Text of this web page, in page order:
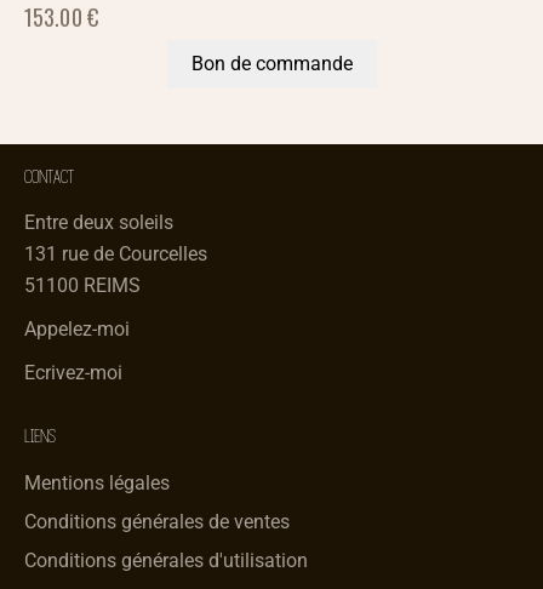
153.00€
Bon de commande
CONTACT
Entre deux soleils
131 rue de Courcelles
51100 REIMS
Appelez-moi
Ecrivez-moi
LIENS
Mentions légales
Conditions générales de ventes
Conditions générales d'utilisation